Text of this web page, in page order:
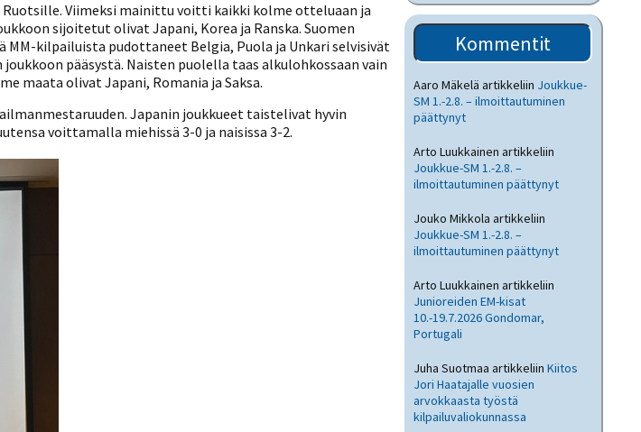
Viimeksi mainittu voitti kaikki kolme otteluaan ja
sijoitetut olivat Japani, Korea ja Ranska. Suomen
kilpailuista pudottaneet Belgia, Puola ja Unkari selvisivät
pääsystä. Naisten puolella taas alkulohkossaan vain
maata olivat Japani, Romania ja Saksa.
Japanin joukkueet taistelivat hyvin
voittamalla miehissä 3-0 ja naisissa 3-2.
Kommentit
Aaro Mäkelä artikkeliin Joukkue-
SM 1.-2.8. – ilmoittautuminen
päättynyt
Arto Luukkainen artikkeliin
Joukkue-SM 1.-2.8. –
ilmoittautuminen päättynyt
Jouko Mikkola artikkeliin
Joukkue-SM 1.-2.8. –
ilmoittautuminen päättynyt
Arto Luukkainen artikkeliin
Junioreiden EM-kisat
10.-19.7.2026 Gondomar,
Portugali
Juha Suotmaa artikkeliin Kiitos
Jori Haatajalle vuosien
arvokkaasta työstä
kilpailuvaliokunnassa